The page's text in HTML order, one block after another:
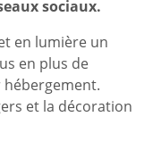
sociaux.
en lumière un
en plus de
et la décoration